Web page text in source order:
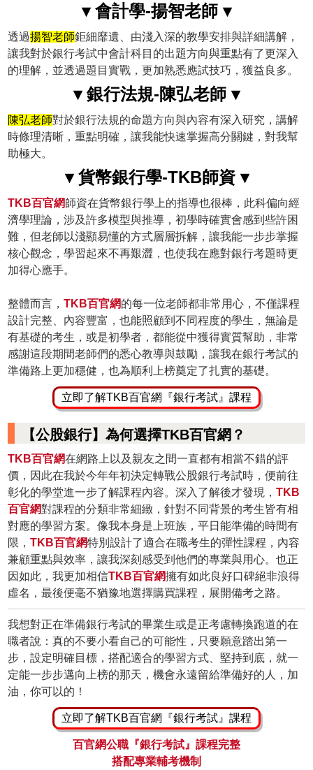
▾ 會計學-揚智老師 ▾
透過揚智老師鉅細靡遺、由淺入深的教學安排與詳細講解，
讓我對於銀行考試中會計科目的出題方向與重點有了更深入
的理解，並透過題目實戰，更加熟悉應試技巧，獲益良多。
▾ 銀行法規-陳弘老師 ▾
陳弘老師對於銀行法規的命題方向與內容有深入研究，講解
時條理清晰，重點明確，讓我能快速掌握高分關鍵，對我幫
助極大。
▾ 貨幣銀行學-TKB師資 ▾
TKB百官網師資在貨幣銀行學上的指導也很棒，此科偏向經
濟學理論，涉及許多模型與推導，初學時確實會感到些許困
難，但老師以淺顯易懂的方式層層拆解，讓我能一步步掌握
核心觀念，學習起來不再艱澀，也使我在應對銀行考題時更
加得心應手。
整體而言，TKB百官網的每一位老師都非常用心，不僅課程
設計完整、內容豐富，也能照顧到不同程度的學生，無論是
有基礎的考生，或是初學者，都能從中獲得實質幫助，非常
感謝這段期間老師們的悉心教導與鼓勵，讓我在銀行考試的
準備路上更加穩健，也為順利上榜奠定了扎實的基礎。
立即了解TKB百官網『銀行考試』課程
【公股銀行】為何選擇TKB百官網？
TKB百官網在網路上以及親友之間一直都有相當不錯的評
價，因此在我於今年年初決定轉戰公股銀行考試時，便前往
彰化的學堂進一步了解課程內容。深入了解後才發現，TKB
百官網對課程的分類非常細緻，針對不同背景的考生皆有相
對應的學習方案。像我本身是上班族，平日能準備的時間有
限，TKB百官網特別設計了適合在職考生的彈性課程，內容
兼顧重點與效率，讓我深刻感受到他們的專業與用心。也正
因如此，我更加相信TKB百官網擁有如此良好口碑絕非浪得
虛名，最後便毫不猶豫地選擇購買課程，展開備考之路。
我想對正在準備銀行考試的畢業生或是正考慮轉換跑道的在
職者說：真的不要小看自己的可能性，只要願意踏出第一
步，設定明確目標，搭配適合的學習方式、堅持到底，就一
定能一步步邁向上榜的那天，機會永遠留給準備好的人，加
油，你可以的！
立即了解TKB百官網『銀行考試』課程
百官網公職『銀行考試』課程完整
搭配專業輔考機制